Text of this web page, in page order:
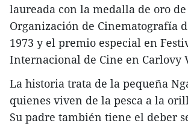
laureada con la medalla de oro
Organización de Cinematografía
1973 y el premio especial en
Internacional de Cine en Carlovy
La historia trata de la pequeña
quienes viven de la pesca a la
Su padre también tiene el deber